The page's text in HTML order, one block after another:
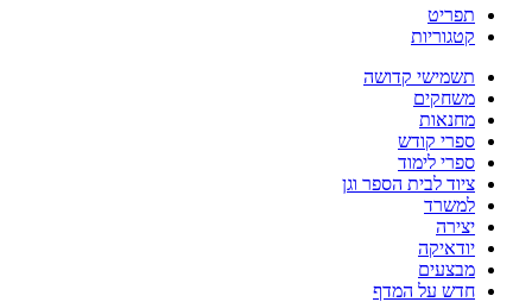
תפריט
קטגוריות
תשמישי קדושה
משחקים
מחנאות
ספרי קודש
ספרי לימוד
ציוד לבית הספר וגן
למשרד
יצירה
יודאיקה
מבצעים
חדש על המדף